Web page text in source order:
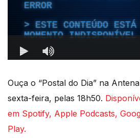
Ouça o “Postal do Dia” na
sexta-feira, pelas 18h50.
em Spotify, Apple Podcasts,
Play.